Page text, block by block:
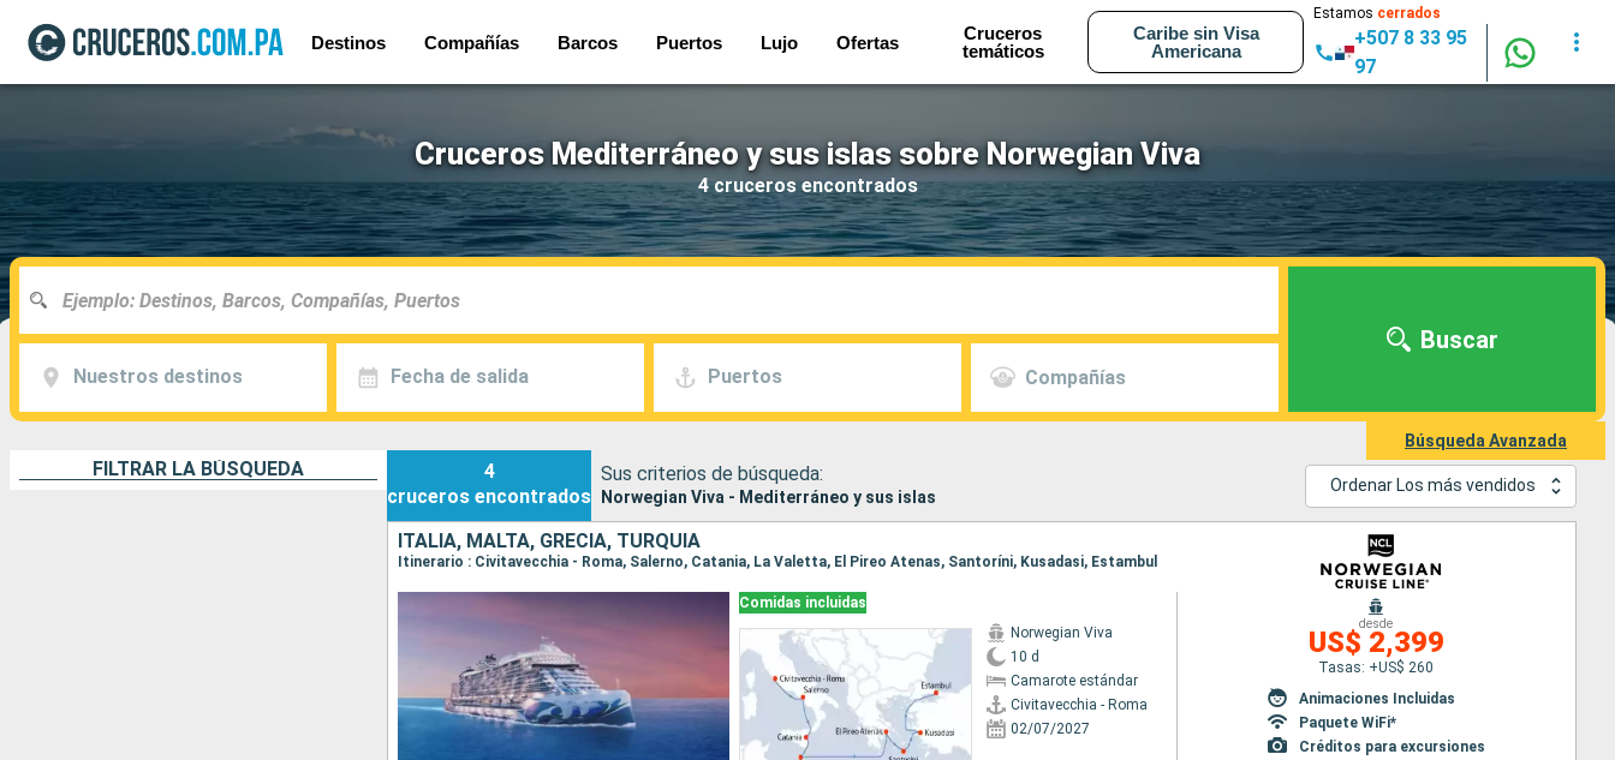
Destinos Compañías Barcos Puertos Lujo Ofertas
Cruceros
temáticos
Caribe sin Visa
Americana
Estamos cerrados
+507 8 33 95
97
Cruceros Mediterráneo y sus islas sobre Norwegian Viva
4 cruceros encontrados
Nuestros destinos Fecha de salida Puertos Compañías
Buscar
Búsqueda Avanzada
FILTRAR LA BÚSQUEDA
4
cruceros encontrados
Sus criterios de búsqueda:
Norwegian Viva - Mediterráneo y sus islas
Ordenar Los más vendidos
ITALIA, MALTA, GRECIA, TURQUÍA
Itinerario : Civitavecchia - Roma, Salerno, Catania, La Valetta, El Pireo Atenas, Santoríni, Kusadasi, Estambul
Comidas incluidas
Norwegian Viva
10 d
Camarote estándar
Civitavecchia - Roma
02/07/2027
desde
US$ 2,399
Tasas: +US$ 260
Animaciones Incluidas
Paquete WiFi*
Créditos para excursiones